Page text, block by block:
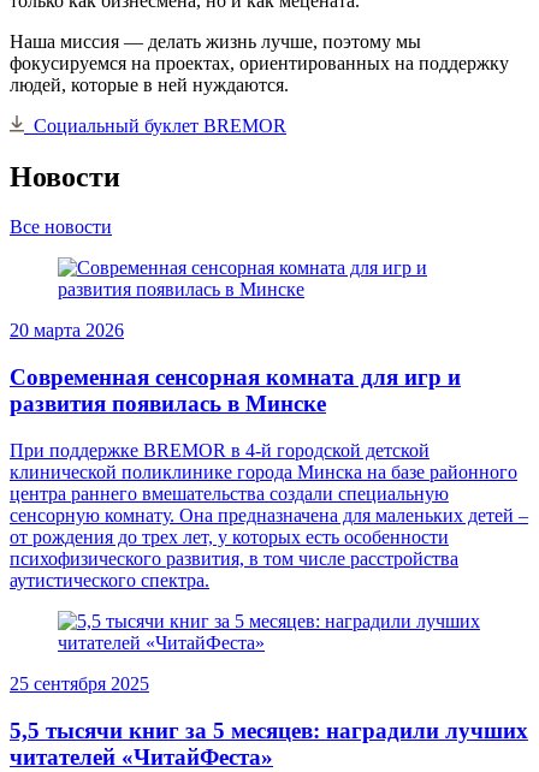
Наша миссия — делать жизнь лучше, поэтому мы
фокусируемся на проектах, ориентированных на поддержку
людей, которые в ней нуждаются.
Социальный буклет BREMOR
Новости
Все новости
20 марта 2026
Современная сенсорная комната для игр и
развития появилась в Минске
При поддержке BREMOR в 4-й городской детской
клинической поликлинике города Минска на базе районного
центра раннего вмешательства создали специальную
сенсорную комнату. Она предназначена для маленьких детей –
от рождения до трех лет, у которых есть особенности
психофизического развития, в том числе расстройства
аутистического спектра.
25 сентября 2025
5,5 тысячи книг за 5 месяцев: наградили лучших
читателей «ЧитайФеста»